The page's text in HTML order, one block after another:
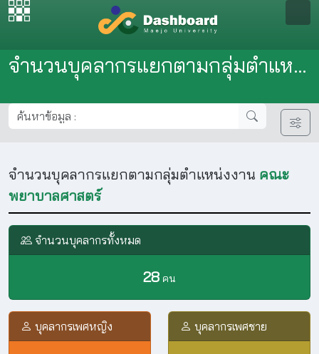
จำนวนบุคลากรแยกตามกลุ่มตำแหน่งงาน
จำนวนบุคลากรแยกตามกลุ่มตำแหน่งงาน คณะ
พยาบาลศาสตร์
จำนวนบุคลากรทั้งหมด
28 คน
บุคลากรเพศหญิง บุคลากรเพศชาย